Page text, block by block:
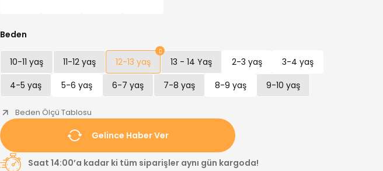
Beden
10-11 yaş 11-12 yaş 12-13 yaş 13 - 14 Yaş 2-3 yaş
3-4 yaş
4-5 yaş
5-6 yaş 6-7 yaş 7-8 yaş 8-9 yaş 9-10 yaş
Beden Ölçü Tablosu
Gelince Haber Ver
Saat 14:00’a kadar ki tüm siparişler aynı gün kargoda!